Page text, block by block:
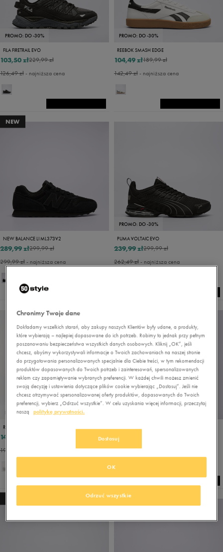
PROMO: DO -30%
FILA FIRETRAIL EVO
229,99 zł
103,50 zł
126,49 zł- najniższa cena
PROMO: DO -30%
REEBOK SMASH EDGE
189,99 zł
104,49 zł
142,49 zł- najniższa cena
NEW
NEW BALANCE LI ML373V2
299,99 zł
289,99 zł
299,99 zł- najniższa cena
PROMO: DO -30%
PUMA VOLTAIC EVO
299,99 zł
239,99 zł
262,49 zł- najniższa cena
PROMO: DO -30%
REEBOK GLIDE
142,99 zł
194,99 zł
199,99 zł
207,99 zł- najniższa cena
NEW
Chronimy Twoje dane
Dokładamy wszelkich starań, aby zakupy naszych Klientów były udane, a produkty,
które wybierają – najlepiej dopasowane do ich potrzeb. Robimy to jednak przy pełnym
poszanowaniu bezpieczeństwa wszystkich danych osobowych. Kliknij „OK”, jeśli
chcesz, abyśmy wykorzystywali informacje o Twoich zachowaniach na naszej stronie
do przygotowania personalizowanych specjalnie dla Ciebie treści, w tym rekomendacji
produktów dopasowanych do Twoich potrzeb i zainteresowań, spersonalizowanych
reklam czy zapamiętywanie wybranych preferencji. W każdej chwili możesz zmienić
swoją decyzję i ustawienia dotyczące plików cookie wybierając „Dostosuj”. Jeśli nie
chcesz otrzymywać spersonalizowanej oferty produktów, dopasowanych do Twoich
preferencji, wybierz „Odrzuć wszystkie”. W celu uzyskania więcej informacji, przeczytaj
naszą
politykę prywatności.
Dostosuj
Odrzuć wszystkie
OK